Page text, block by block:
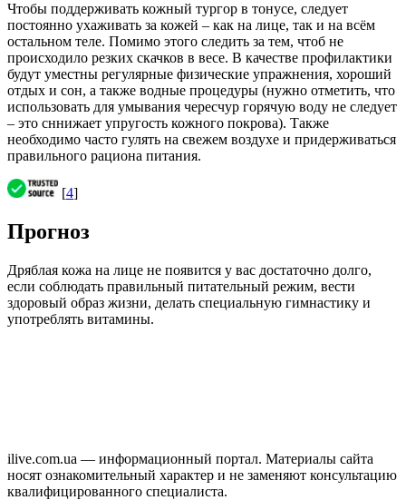
Чтобы поддерживать кожный тургор в тонусе, следует
постоянно ухаживать за кожей – как на лице, так и на всём
остальном теле. Помимо этого следить за тем, чтоб не
происходило резких скачков в весе. В качестве профилактики
будут уместны регулярные физические упражнения, хороший
отдых и сон, а также водные процедуры (нужно отметить, что
использовать для умывания чересчур горячую воду не следует
– это сннижает упругость кожного покрова). Также
необходимо часто гулять на свежем воздухе и придерживаться
правильного рациона питания.
[4]
Прогноз
Дряблая кожа на лице не появится у вас достаточно долго,
если соблюдать правильный питательный режим, вести
здоровый образ жизни, делать специальную гимнастику и
употреблять витамины.
ilive.com.ua — информационный портал. Материалы сайта
носят ознакомительный характер и не заменяют консультацию
квалифицированного специалиста.